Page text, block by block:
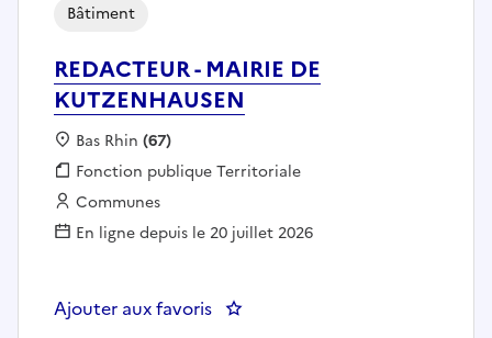
REDACTEUR - MAIRIE DE
KUTZENHAUSEN
Bâtiment
Localisation :
Bas Rhin (67)
Fonction publique :
Fonction publique Territoriale
Employeur :
Communes
En ligne depuis le 20 juillet 2026
Ajouter aux favoris : REDACTEUR - MAIRIE DE